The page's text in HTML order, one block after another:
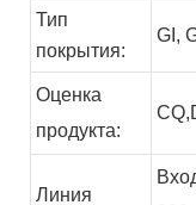
Тип
покрытия:
GI,
Оценка
продукта:
Линия